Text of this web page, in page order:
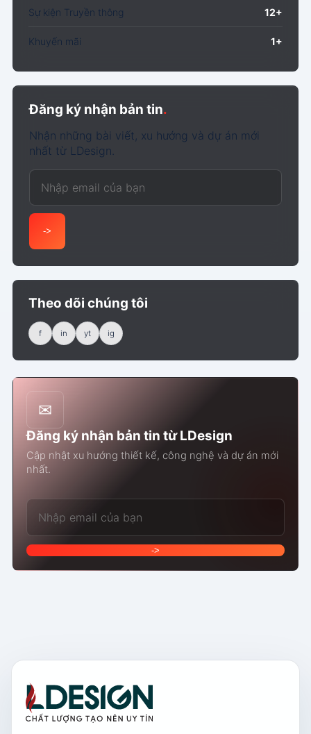
Sự kiện Truyền thông 12+
Khuyến mãi 1+
Đăng ký nhận bản tin.
Nhận những bài viết, xu hướng và dự án mới
nhất từ LDesign.
Email của bạn
->
Theo dõi chúng tôi
f in yt ig
✉
Đăng ký nhận bản tin từ LDesign
Cập nhật xu hướng thiết kế, công nghệ và dự án mới
nhất.
Email của bạn
->